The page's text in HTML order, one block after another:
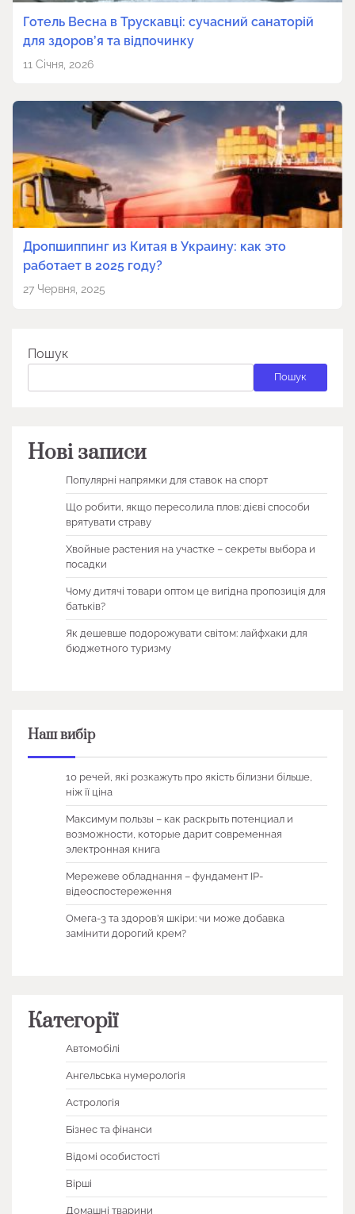
Готель Весна в Трускавці: сучасний санаторій
для здоров’я та відпочинку
11 Січня, 2026
Дропшиппинг из Китая в Украину: как это
работает в 2025 году?
27 Червня, 2025
Пошук
Пошук
Нові записи
Популярні напрямки для ставок на спорт
Що робити, якщо пересолила плов: дієві способи
врятувати страву
Хвойные растения на участке – секреты выбора и
посадки
Чому дитячі товари оптом це вигідна пропозиція для
батьків?
Як дешевше подорожувати світом: лайфхаки для
бюджетного туризму
Наш вибір
10 речей, які розкажуть про якість білизни більше,
ніж її ціна
Максимум пользы – как раскрыть потенциал и
возможности, которые дарит современная
электронная книга
Мережеве обладнання – фундамент IP-
відеоспостереження
Омега-3 та здоров’я шкіри: чи може добавка
замінити дорогий крем?
Категорії
Автомобілі
Ангельська нумерологія
Астрологія
Бізнес та фінанси
Відомі особистості
Вірші
Домашні тварини